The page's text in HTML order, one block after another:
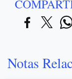
Notas